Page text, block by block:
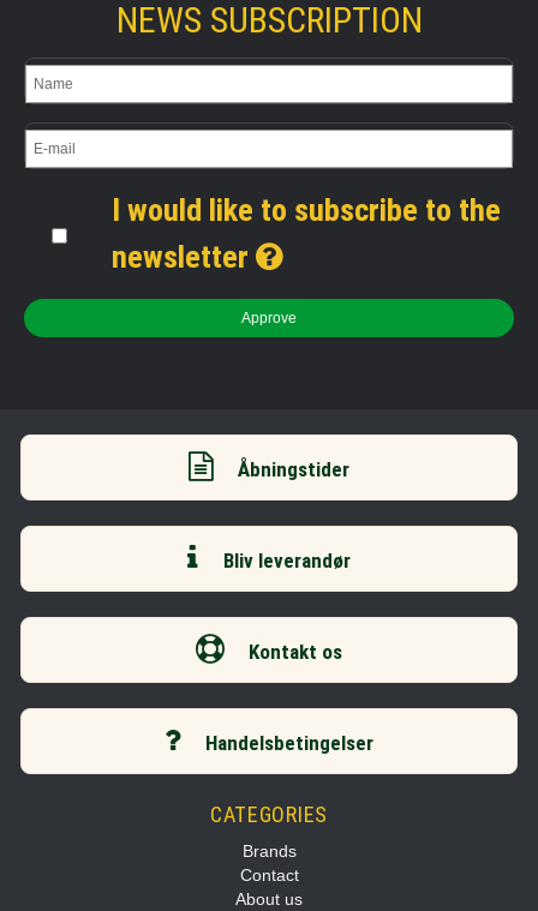
NEWS SUBSCRIPTION
I would like to subscribe to the
newsletter
Approve
Åbningstider
Bliv leverandør
Kontakt os
Handelsbetingelser
CATEGORIES
Brands
Contact
About us